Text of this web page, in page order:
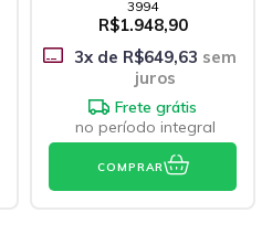
3994
R$1.948,90
3x de R$649,63 sem
juros
Frete grátis
no período integral
COMPRAR